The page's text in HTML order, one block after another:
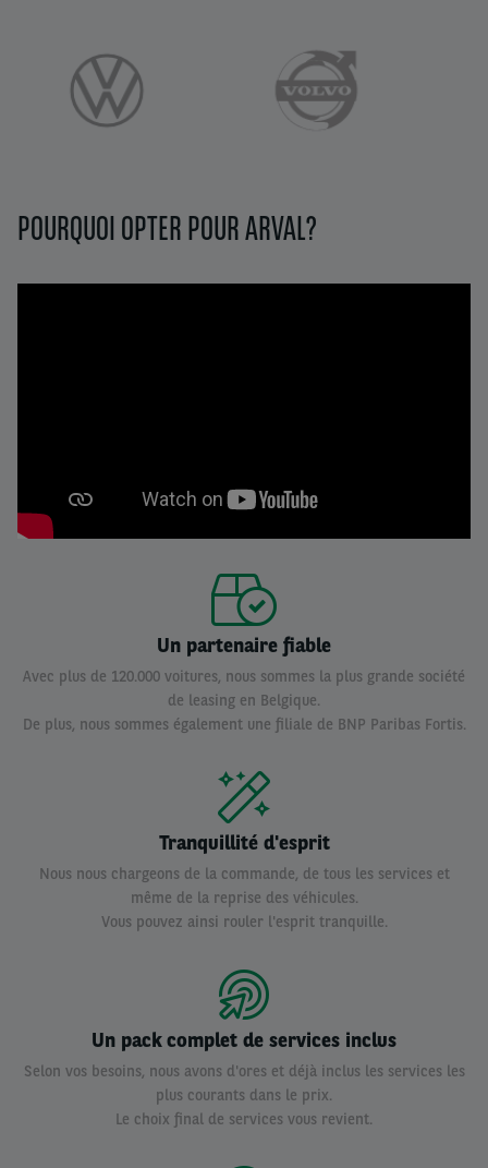
POURQUOI OPTER POUR ARVAL?
Un partenaire fiable
Avec plus de 120.000 voitures, nous sommes la plus grande société
de leasing en Belgique.
De plus, nous sommes également une filiale de BNP Paribas Fortis.
Tranquillité d'esprit
Nous nous chargeons de la commande, de tous les services et
même de la reprise des véhicules.
Vous pouvez ainsi rouler l'esprit tranquille.
Un pack complet de services inclus
Selon vos besoins, nous avons d'ores et déjà inclus les services les
plus courants dans le prix.
Le choix final de services vous revient.